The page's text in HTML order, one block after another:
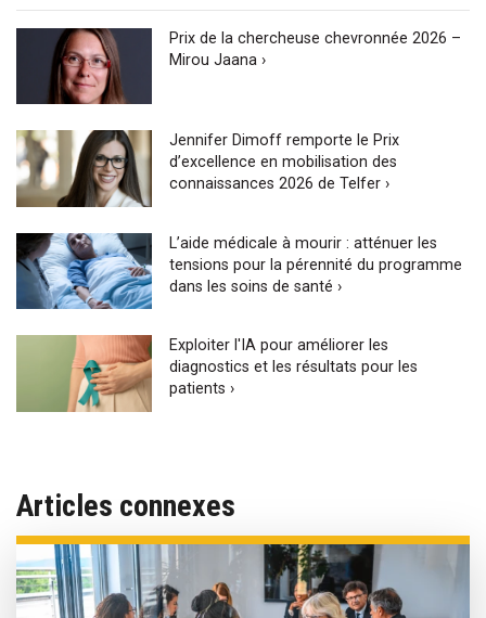
Prix de la chercheuse chevronnée 2026 –
Mirou Jaana ›
Jennifer Dimoff remporte le Prix
d’excellence en mobilisation des
connaissances 2026 de Telfer ›
L’aide médicale à mourir : atténuer les
tensions pour la pérennité du programme
dans les soins de santé ›
Exploiter l'IA pour améliorer les
diagnostics et les résultats pour les
patients ›
Articles connexes